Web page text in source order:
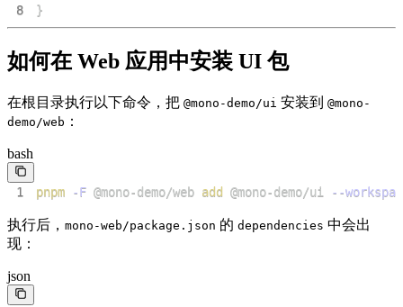
8
}
如何在 Web 应用中安装 UI 包
在根目录执行以下命令，把 @mono-demo/ui 安装到 @mono-
demo/web ：
bash
1 pnpm -F @mono-demo/web add @mono-demo/ui --
执行后， mono-web/package.json 的 dependencies 中会出
现：
json